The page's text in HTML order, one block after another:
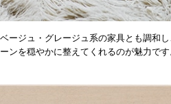
ジュ・グレージュ系の家具とも調和
を穏やかに整えてくれるのが魅力です